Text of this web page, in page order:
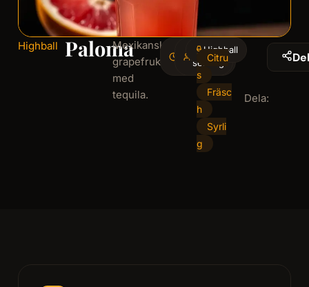
Highball PalomaMexikansk
grapefruktdröm
med
tequila.
3
minminutes
1
serving
Highball
Citru
s
Fräsc
h
Syrli
g
Dela: